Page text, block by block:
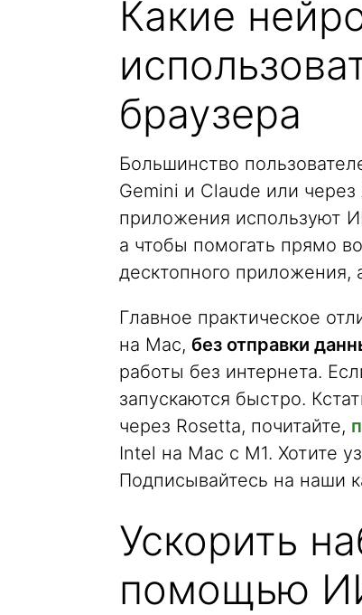
Какие
браузера
Большинство
Gemini и Claude или
приложения используют
а чтобы помогать прямо
десктопного приложения,
Главное практическое
на Mac, без отправки
работы без интернета.
запускаются быстро.
через Rosetta, почитайте,
Intel на Mac с M1. Хотите
Подписывайтесь на наши
Ускорить
помощью